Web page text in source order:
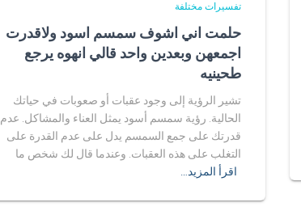
تفسيرات مختلفة
حلمت اني اشوف سمسم اسود ولاقدرت
اجمعهن وبعدين واحد قالي انهوه يرجع
طحينيه
تشير الرؤية إلى وجود عقبات أو صعوبات في حياتك
الحالية. رؤية سمسم أسود يمثل العناء والمشاكل. عدم
قدرتك على جمع السمسم يدل على عدم القدرة على
التغلب على هذه العقبات. وعندما قال لك شخص ما
اقرأ المزيد…